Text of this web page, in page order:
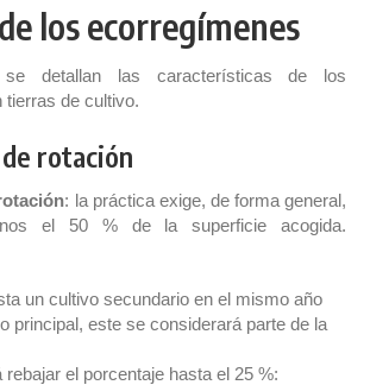
los ecorregímenes
se detallan las características de los
de cultivo.
rotación
: la práctica exige, de forma general,
el 50 % de la superficie acogida.
un cultivo secundario en el mismo año
principal, este se considerará parte de la
rebajar el porcentaje hasta el 25 %: